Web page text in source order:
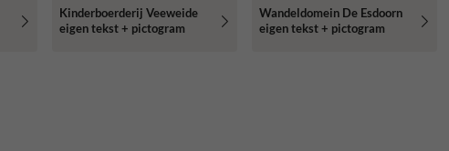
Kinderboerderij Veeweide
eigen tekst + pictogram
Wandeldomein De Esdoorn
eigen tekst + pictogram